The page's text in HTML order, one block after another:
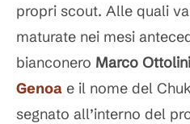
propri scout. Alle quali
maturate nei mesi
bianconero Marco Ottolini
Genoa e il nome del
segnato all’interno del